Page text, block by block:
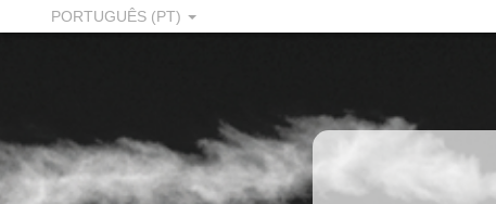
PORTUGUÊS (PT)